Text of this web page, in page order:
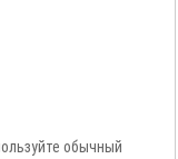
обычный